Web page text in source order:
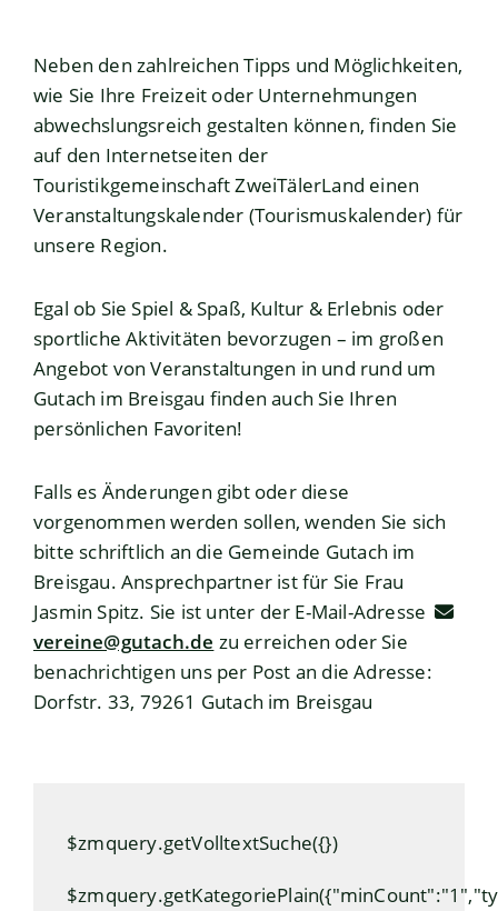
Neben den zahlreichen Tipps und Möglichkeiten,
wie Sie Ihre Freizeit oder Unternehmungen
abwechslungsreich gestalten können, finden Sie
auf den Internetseiten der
Touristikgemeinschaft ZweiTälerLand einen
Veranstaltungskalender (Tourismuskalender) für
unsere Region.
Egal ob Sie Spiel & Spaß, Kultur & Erlebnis oder
sportliche Aktivitäten bevorzugen – im großen
Angebot von Veranstaltungen in und rund um
Gutach im Breisgau finden auch Sie Ihren
persönlichen Favoriten!
Falls es Änderungen gibt oder diese
vorgenommen werden sollen, wenden Sie sich
bitte schriftlich an die Gemeinde Gutach im
Breisgau. Ansprechpartner ist für Sie Frau
Jasmin Spitz. Sie ist unter der E-Mail-Adresse
vereine@gutach.de zu erreichen oder Sie
benachrichtigen uns per Post an die Adresse:
Dorfstr. 33, 79261 Gutach im Breisgau
$zmquery.getVolltextSuche({})